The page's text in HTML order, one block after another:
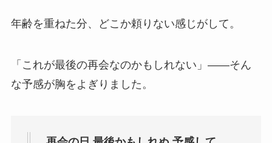
年齢を重ねた分、どこか頼りない感じがして。
「これが最後の再会なのかもしれない」——そん
な予感が胸をよぎりました。